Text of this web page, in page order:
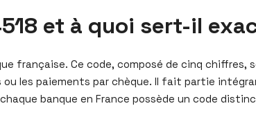
et à quoi sert-il
française. Ce code, composé de cinq
les paiements par chèque. Il fait partie
banque en France possède un code